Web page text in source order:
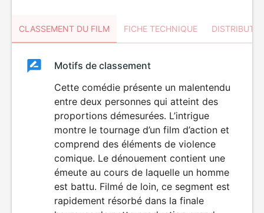
CLASSEMENT DU FILM FICHE TECHNIQUE
ClassementClassement
Motifs de classement
Cette comédie présente un malentendu
entre deux personnes qui atteint des
proportions démesurées. L’intrigue
montre le tournage d’un film d’action et
comprend des éléments de violence
comique. Le dénouement contient une
émeute au cours de laquelle un homme
est battu. Filmé de loin, ce segment est
rapidement résorbé dans la finale